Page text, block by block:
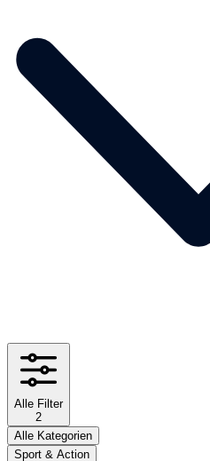
Alle Filter
2
Alle Kategorien
Sport & Action